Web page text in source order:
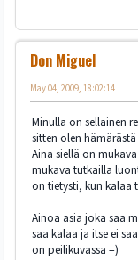
Don Miguel
May 04, 2009, 18:02:14
Minulla on sellainen
sitten olen
Aina siellä on
mukava tutkailla
on tietysti, kun kalaa
Ainoa asia joka saa
saa kalaa ja itse ei
on peilikuvassa =)